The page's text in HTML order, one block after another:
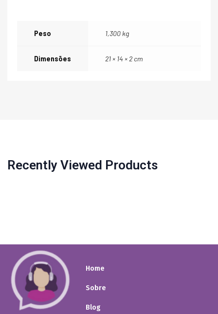
Peso 1,300 kg
Dimensões 21 × 14 × 2 cm
Recently Viewed Products
Home
Sobre
Blog